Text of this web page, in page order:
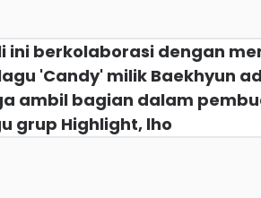
ini berkolaborasi dengan
'Candy' milik Baekhyun
ambil bagian dalam
grup Highlight, lho